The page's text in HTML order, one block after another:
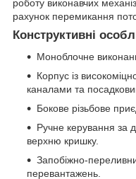
роботу виконавчих
рахунок перемикання
Конструктивні
Моноблочне
Корпус із
каналами та
Бокове різьбове
Ручне керування за
верхню кришку.
Запобіжно-
перевантажень.